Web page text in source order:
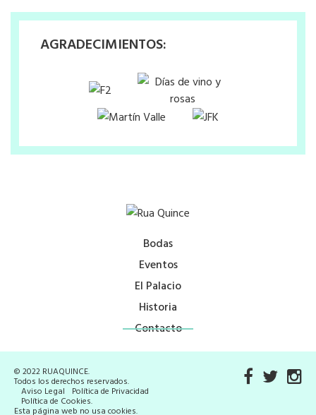
AGRADECIMIENTOS:
Bodas
Eventos
El Palacio
Historia
Contacto
© 2022 RUAQUINCE.
Todos los derechos reservados.
Aviso Legal Política de Privacidad
Política de Cookies.
Esta página web no usa cookies.